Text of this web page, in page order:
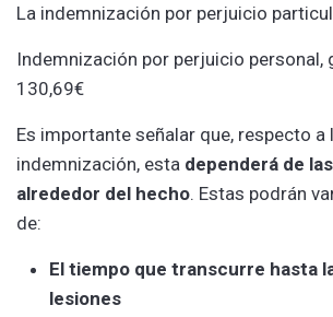
La indemnización por perjuicio
Indemnización por perjuicio personal,
130,69€
Es importante señalar que, respecto a
indemnización, esta dependerá de
alrededor del hecho. Estas podrán
de:
El tiempo que transcurre hasta
lesiones